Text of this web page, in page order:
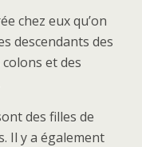
chez eux qu’on
descendants des
et des
des filles de
Il y a également